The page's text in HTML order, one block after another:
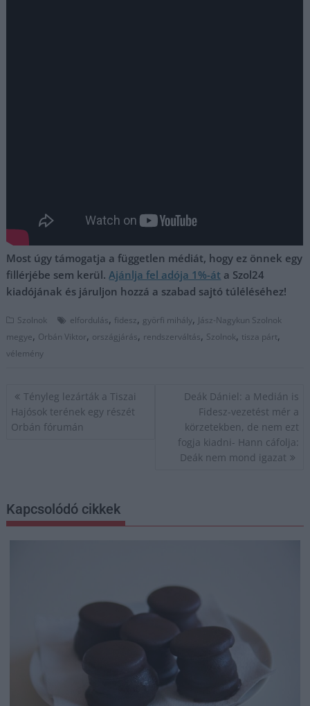
Most úgy támogatja a független médiát, hogy ez önnek egy
fillérjébe sem kerül.Ajánlja fel adója 1%-át a Szol24
kiadójának és járuljon hozzá a szabad sajtó túléléséhez!
Szolnok elfordulás, fidesz, györfi mihály, Jász-Nagykun Szolnok
megye, Orbán Viktor, országjárás, rendszerváltás, Szolnok, tisza párt,
vélemény
Bejegyzés
navigáció
Tényleg lezárták a Tiszai
Hajósok terének egy részét
Orbán fórumán
Deák Dániel: a Medián is
Fidesz-vezetést mér a
körzetekben, de nem ezt
fogja kiadni- Hann cáfolja:
Deák nem mond igazat
Kapcsolódó cikkek